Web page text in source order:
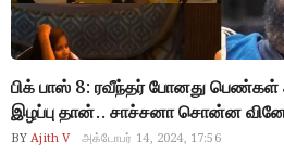
பிக் பாஸ் 8: ரவீந்தர் போனது
இழப்பு தான்.. சாச்சனா சொன்ன
BYAjith V அக்டோபர் 14, 2024, 17:56